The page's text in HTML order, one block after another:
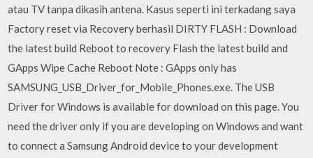
atau TV tanpa dikasih antena. Kasus seperti ini terkadang saya
Factory reset via Recovery berhasil DIRTY FLASH : Download
the latest build Reboot to recovery Flash the latest build and
GApps Wipe Cache Reboot Note : GApps only has
SAMSUNG_USB_Driver_for_Mobile_Phones.exe. The USB
Driver for Windows is available for download on this page. You
need the driver only if you are developing on Windows and want
to connect a Samsung Android device to your development